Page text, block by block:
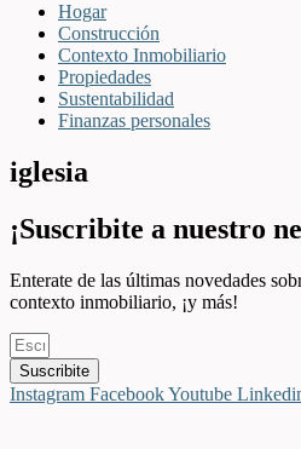
Hogar
Construcción
Contexto Inmobiliario
Propiedades
Sustentabilidad
Finanzas personales
iglesia
¡Suscribite a nuestro
Enterate de las últimas novedades
contexto inmobiliario, ¡y más!
Suscribite
Instagram FacebookYoutube